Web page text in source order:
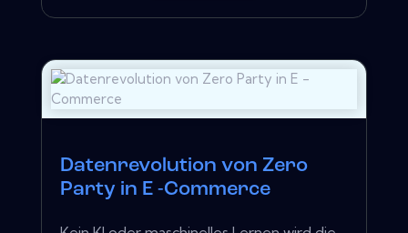
Datenrevolution von Zero
Party in E -Commerce